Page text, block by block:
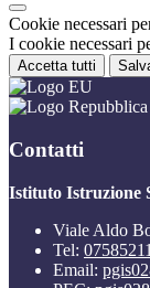
Cookie necessari
I cookie necessari
Accetta tutti
Contatti
Istituto Istruzione
Viale Aldo
Tel:
Email: